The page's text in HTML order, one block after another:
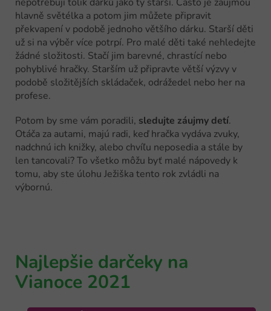
hlavně světélka a potom jim můžete připravit
překvapení v podobě jednoho většího dárku. Starší děti
už si na výběr více potrpí. Pro malé děti také nehledejte
žádné složitosti. Stačí jim barevné, chrastící nebo
pohyblivé hračky. Starším už připravte větší výzvy v
podobě složitějších skládaček, odrážedel nebo her na
profese.
Potom by sme vám poradili, sledujte záujmy detí.
Otáča za autami, majú radi, keď hračka vydáva zvuky,
nadchnú ich knižky, alebo chvíľu neposedia a stále by
len tancovali? To všetko môžu byť malé nápovedy k
tomu, aby ste úlohu Ježiška tento rok zvládli na
výbornú.
Najlepšie darčeky na
Vianoce 2021